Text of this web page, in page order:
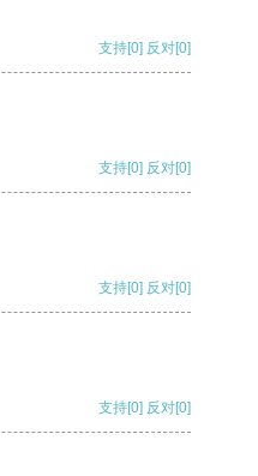
支持[0] 反对[0]
支持[0] 反对[0]
支持[0] 反对[0]
支持[0] 反对[0]